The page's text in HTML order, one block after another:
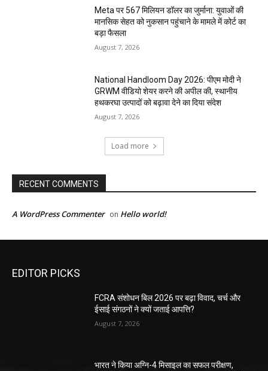
Meta पर 567 मिलियन डॉलर का जुर्माना: युवाओं की
मानसिक सेहत को नुकसान पहुंचाने के मामले में कोर्ट का
बड़ा फैसला
August 7, 2026
National Handloom Day 2026: पीएम मोदी ने
GRWM वीडियो शेयर करने की अपील की, स्थानीय
हथकरघा उत्पादों को बढ़ावा देने का दिया संदेश
August 7, 2026
Load more
RECENT COMMENTS
A WordPress Commenter on Hello world!
EDITOR PICKS
FCRA संशोधन बिल 2026 पर बढ़ा विवाद, चर्च और
ईसाई संगठनों ने क्यों जताई आपत्ति?
August 7, 2026
भारत ने किया अग्नि-4 मिसाइल का सफल परीक्षण,